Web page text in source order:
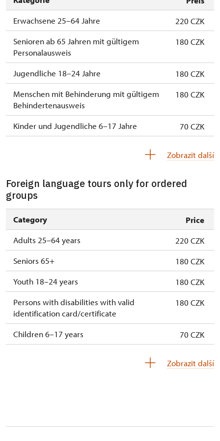
ne
Průvodce organizované skupiny (1 osoba
pro celou skupinu min. 15 osob)
Zdarma
Karta zaměstnance s QR kódem MK ČR *
Průkaz ICOMOS *
Zdarma
Celoroční volné vstupenky vydané NPÚ
Zdarma
Jednorázové vstupenky vydané NPÚ
Zdarma
Průkaz zaměstnance NPÚ (+ až 3 rodinní
Zdarma
* Platí pouze pro držitele průkazu
Jednorázový příplatek za cizojazyčný
výklad (cena je za celou skupinu)
300 Kč
Erwachsene 25–64 Jahre
220 CZK
Senioren ab 65 Jahren mit gültigem
Personalausweis
180 CZK
Jugendliche 18–24 Jahre
180 CZK
Menschen mit Behinderung mit gültigem
Behindertenausweis
180 CZK
Kinder und Jugendliche 6–17 Jahre
70 CZK
Begleitperson von Schülergruppen pro 15
Schülern
Kostenlos
Reiseleiter mit Reisegruppe ab 15 oder
mehr Personen
Kostenlos
Mitglieder von ICOMOS mit gültigem
Mitgliedsausweis*
Kostenlos
* Freier Eintritt nur für den Karteninhaber
Einmaliger Aufpreis für
Fremdsprachendolmetschen (Preis gilt für
die gesamte Gruppe)
300 CZK
Zobrazit další
Foreign language tours only for ordered
groups
Category
Price
Adults 25–64 years
220 CZK
Seniors 65+
180 CZK
Youth 18–24 years
180 CZK
Persons with disabilities with valid
identification card/certificate
180 CZK
Children 6–17 years
70 CZK
Tour guide accompanying a group of at
Free
Zobrazit další